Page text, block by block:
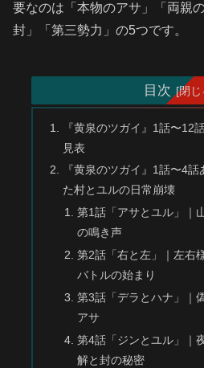
要なのは「本物のアサ」「両親
封」「第三勢力」の5つです。
目次
『黄泉のツガイ』1話〜12
見表
『黄泉のツガイ』1話〜4
た村とユルの日常崩壊
第1話「アサとユル」｜
の鳴き声
第2話「右と左」｜左右
バトルの始まり
第3話「デラとハナ」｜
アサ
第4話「ジンとユル」｜
解と封の秘密